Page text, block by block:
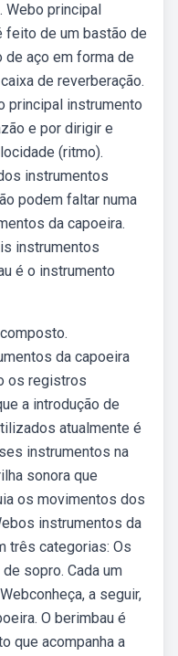
Webo principal
feito de um bastão de
de aço em forma de
de reverberação.
principal instrumento
e por dirigir e
(ritmo).
instrumentos
podem faltar numa
da capoeira.
instrumentos
é o instrumento
da capoeira
os registros
a introdução de
atualmente é
instrumentos na
sonora que
os movimentos dos
instrumentos da
três categorias: Os
sopro. Cada um
a seguir,
O berimbau é
que acompanha a